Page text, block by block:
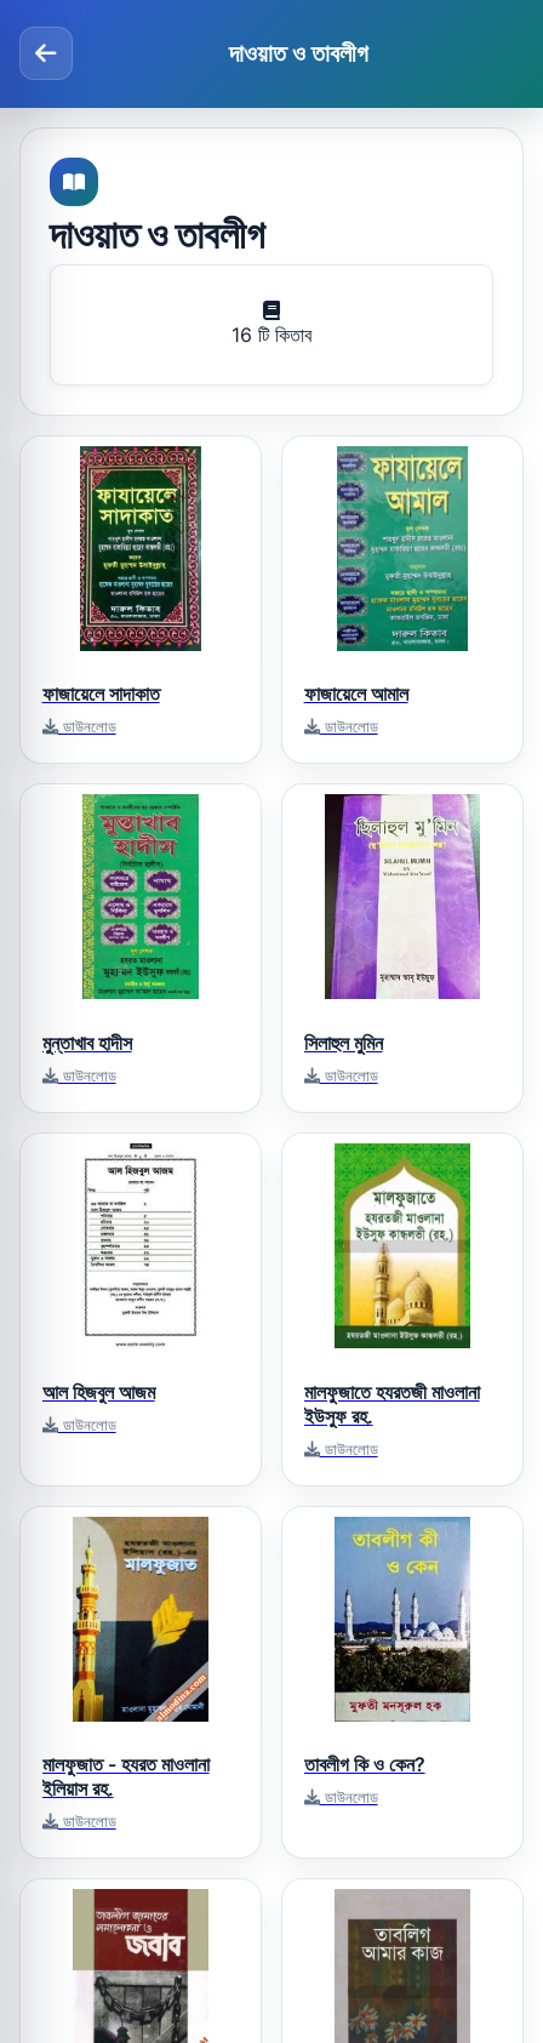
দাওয়াত ও তাবলীগ
দাওয়াত ও তাবলীগ
16 টি কিতাব
ফাজায়েলে সাদাকাত
ডাউনলোড
ফাজায়েলে আমাল
ডাউনলোড
মুন্তাখাব হাদীস
ডাউনলোড
সিলাহুল মুমিন
ডাউনলোড
আল হিজবুল আজম
ডাউনলোড
মালফুজাতে হযরতজী মাওলানা
ইউসুফ রহ.
ডাউনলোড
মালফুজাত - হযরত মাওলানা
ইলিয়াস রহ.
ডাউনলোড
তাবলীগ কি ও কেন?
ডাউনলোড